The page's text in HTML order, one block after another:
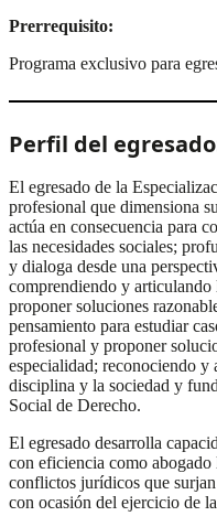
Prerrequisito:
Programa exclusivo para
Perfil del
El egresado de la
profesional que dimensiona
actúa en consecuencia para
las necesidades sociales;
y dialoga desde una
comprendiendo y articulando
proponer soluciones
pensamiento para estudiar
profesional y proponer
especialidad; reconociendo y
disciplina y la sociedad y
Social de Derecho.
El egresado desarrolla
con eficiencia como abogado
conflictos jurídicos que
con ocasión del ejercicio de